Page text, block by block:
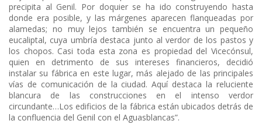
precipita al Genil. Por doquier se ha ido construyendo hasta
donde era posible, y las márgenes aparecen flanqueadas por
alamedas; no muy lejos también se encuentra un pequeño
eucaliptal, cuya umbría destaca junto al verdor de los pastos y
los chopos. Casi toda esta zona es propiedad del Vicecónsul,
quien en detrimento de sus intereses financieros, decidió
instalar su fábrica en este lugar, más alejado de las principales
vías de comunicación de la ciudad. Aquí destaca la reluciente
blancura de las construcciones en el intenso verdor
circundante…Los edificios de la fábrica están ubicados detrás de
la confluencia del Genil con el Aguasblancas”.